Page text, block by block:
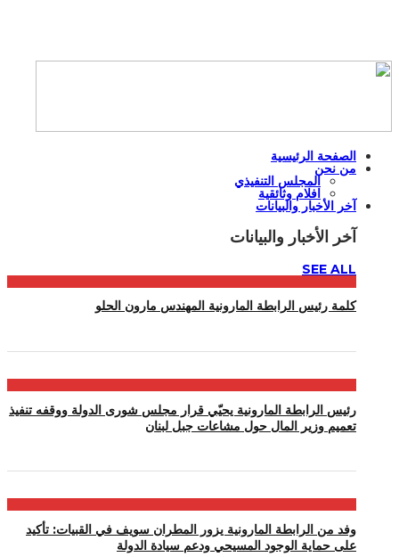
الصفحة الرئيسية
من نحن
المجلس التنفيذي
افلام وثائقية
آخر الأخبار والبيانات
آخر الأخبار والبيانات
SEE ALL
كلمة رئيس الرابطة المارونية المهندس مارون الحلو
رئيس الرابطة المارونية يحيّي قرار مجلس شورى الدولة ووقفه تنفيذ
تعميم وزير المال حول مشاعات جبل لبنان
وفد من الرابطة المارونية يزور المطران سويف في القبيات: تأكيد
على حماية الوجود المسيحي ودعم سيادة الدولة